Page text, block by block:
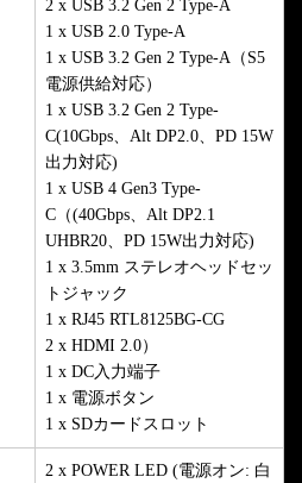
2 x USB 3.2 Gen 2 Type-A
1 x USB 2.0 Type-A
1 x USB 3.2 Gen 2 Type-A（S5
電源供給対応）
1 x USB 3.2 Gen 2 Type-
C(10Gbps、Alt DP2.0、PD 15W
出力対応)
1 x USB 4 Gen3 Type-
C（(40Gbps、Alt DP2.1
UHBR20、PD 15W出力対応)
1 x 3.5mm ステレオヘッドセッ
トジャック
1 x RJ45 RTL8125BG-CG
2 x HDMI 2.0）
1 x DC入力端子
1 x 電源ボタン
1 x SDカードスロット
2 x POWER LED (電源オン: 白